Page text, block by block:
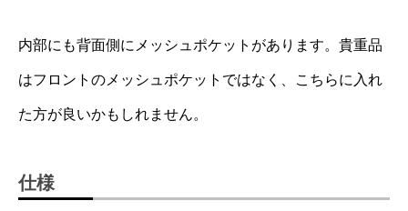
内部にも背面側にメッシュポケットがあります。貴重品
はフロントのメッシュポケットではなく、こちらに入れ
た方が良いかもしれません。
仕様